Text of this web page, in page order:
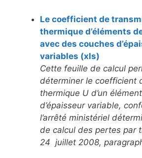
Le coefficient de
thermique d’éléments
avec des couches
variables (xls)
Cette feuille de calcul
déterminer le coefficient
thermique U d’un
d’épaisseur variable,
l’arrêté ministériel
de calcul des pertes par
24 juillet 2008,